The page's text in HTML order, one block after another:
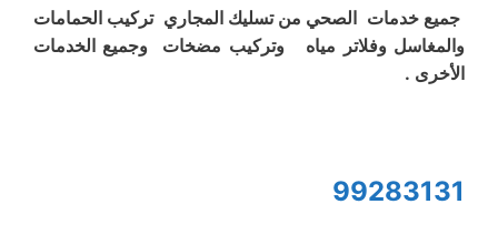
جميع خدمات الصحي من تسليك المجاري تركيب الحمامات
والمغاسل وفلاتر مياه وتركيب مضخات وجميع الخدمات
الأخرى .
99283131